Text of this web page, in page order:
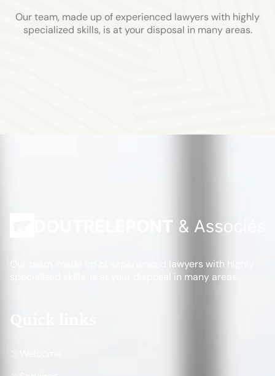
Our team, made up of experienced lawyers with highly
specialized skills, is at your disposal in many areas.
Our team, made up of experienced lawyers with highly
specialized skills, is at your disposal in many areas.
Quick links